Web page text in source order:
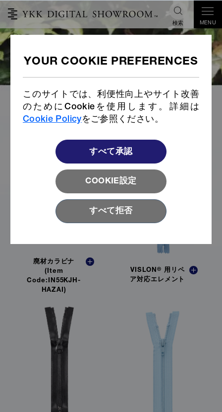
このサイトでは、利便性向上やサイト改善
のためにCookieを使用します。詳細は
Cookie Policyをご参照ください。
COOKIE設定
すべて承認
すべて拒否
検索 MENU
SUSTAINABILITY
PLASTIC HARDWARE SNAP&BUTTON
廃材カラビナ
(Item
Code:IN55KJH-
HAZAI)
VISLON® 用リペ
ア対応エレメント